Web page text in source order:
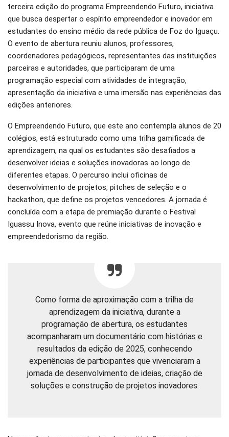
terceira edição do programa Empreendendo Futuro, iniciativa
que busca despertar o espírito empreendedor e inovador em
estudantes do ensino médio da rede pública de Foz do Iguaçu.
O evento de abertura reuniu alunos, professores,
coordenadores pedagógicos, representantes das instituições
parceiras e autoridades, que participaram de uma
programação especial com atividades de integração,
apresentação da iniciativa e uma imersão nas experiências das
edições anteriores.
O Empreendendo Futuro, que este ano contempla alunos de 20
colégios, está estruturado como uma trilha gamificada de
aprendizagem, na qual os estudantes são desafiados a
desenvolver ideias e soluções inovadoras ao longo de
diferentes etapas. O percurso inclui oficinas de
desenvolvimento de projetos, pitches de seleção e o
hackathon, que define os projetos vencedores. A jornada é
concluída com a etapa de premiação durante o Festival
Iguassu Inova, evento que reúne iniciativas de inovação e
empreendedorismo da região.
Como forma de aproximação com a trilha de
aprendizagem da iniciativa, durante a
programação de abertura, os estudantes
acompanharam um documentário com histórias e
resultados da edição de 2025, conhecendo
experiências de participantes que vivenciaram a
jornada de desenvolvimento de ideias, criação de
soluções e construção de projetos inovadores.